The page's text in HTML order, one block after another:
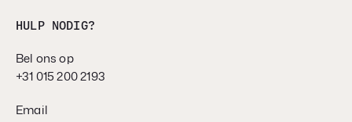
HULP NODIG?
Bel ons op
+31 015 200 2193
Email